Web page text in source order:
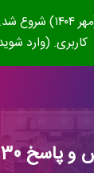
ثبت‌نام دوره جدید
کاربری. (وارد
30 شهریور 1400